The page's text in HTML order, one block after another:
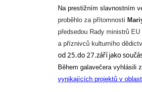
Na prestižním slavnostním
proběhlo za přítomnosti
předsedou Rady ministrů
a příznivců kulturního
od 25.do 27.září jako
Během galavečera vyhlásili
vynikajících projektů v